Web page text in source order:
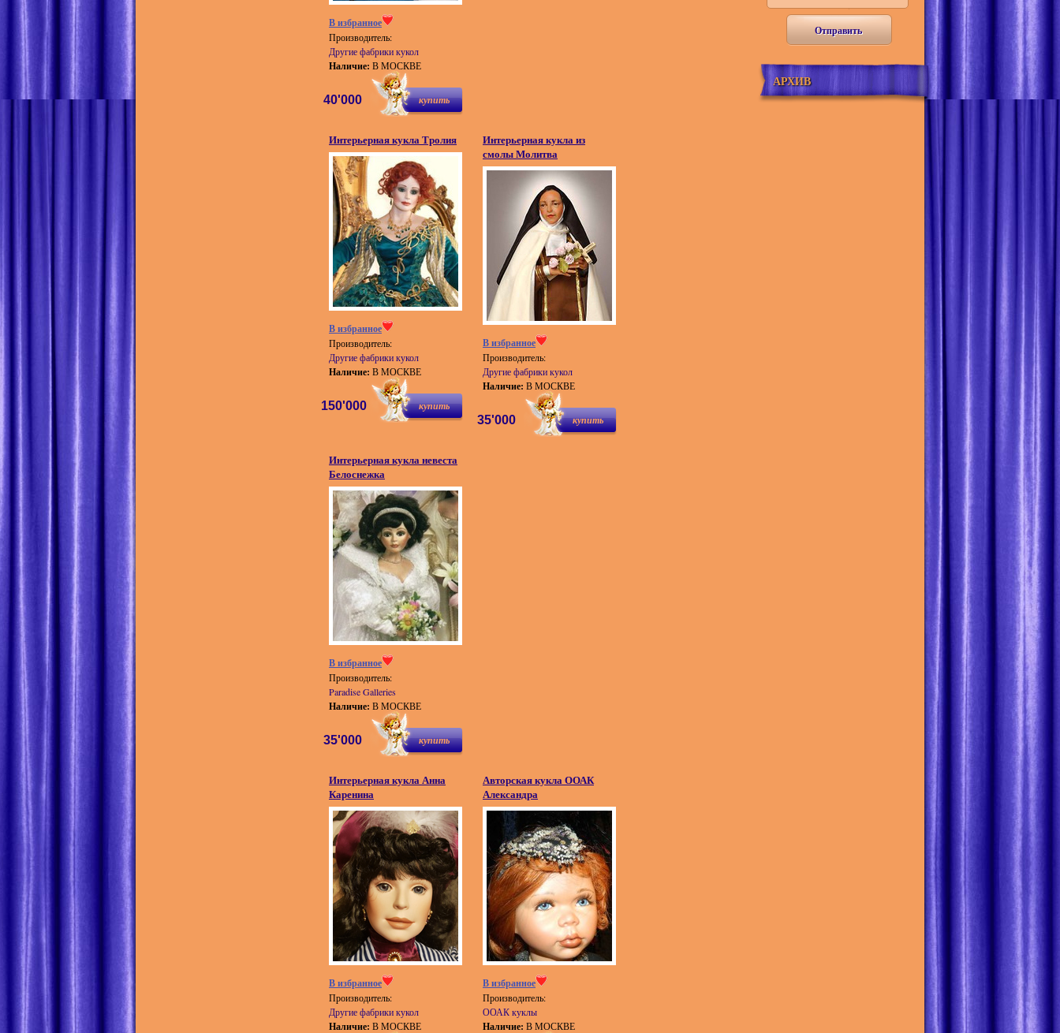
В избранное
Производитель:
Другие фабрики кукол
Наличие: В МОСКВЕ
купить
40'000
Интерьерная кукла Тролия
В избранное
Производитель:
Другие фабрики кукол
Наличие: В МОСКВЕ
купить
150'000
Интерьерная кукла из
смолы Молитва
В избранное
Производитель:
Другие фабрики кукол
Наличие: В МОСКВЕ
купить
35'000
Интерьерная кукла невеста
Белоснежка
В избранное
Производитель:
Paradise Galleries
Наличие: В МОСКВЕ
купить
35'000
Интерьерная кукла Анна
Каренина
В избранное
Производитель:
Другие фабрики кукол
Наличие: В МОСКВЕ
Авторская кукла ООАК
Александра
В избранное
Производитель:
ООАК куклы
Наличие: В МОСКВЕ
Отправить
АРХИВ